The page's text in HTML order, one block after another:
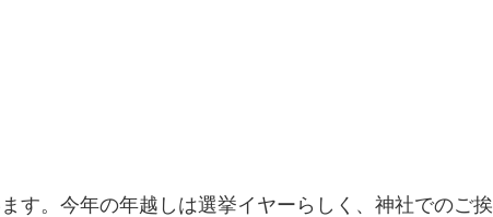
す。今年の年越しは選挙イヤーらしく、神社でのご挨